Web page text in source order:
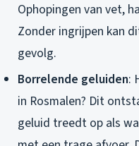
Ophopingen van vet,
Zonder ingrijpen kan
gevolg.
Borrelende geluiden:
in Rosmalen? Dit
geluid treedt op als